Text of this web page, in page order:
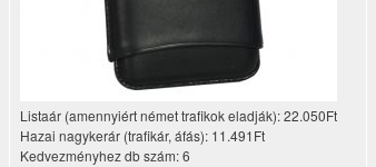
Listaár (amennyiért német trafikok eladják):22.050Ft
Hazai nagykerár (trafikár, áfás): 11.491Ft
Kedvezményhez db szám:6